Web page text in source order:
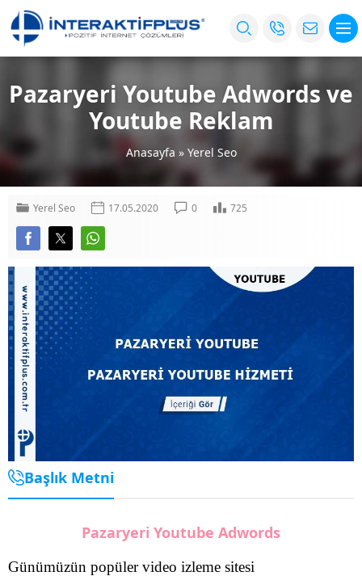
Pazaryeri Youtube Adwords ve
Youtube Reklam
Anasayfa » Yerel Seo
Yerel Seo 17.05.2020 0 725
Başlık Metni
Pazaryeri Youtube Adwords
Günümüzün popüler video izleme sitesi